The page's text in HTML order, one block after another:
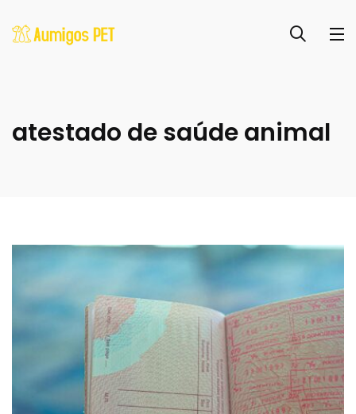
atestado de saúde animal